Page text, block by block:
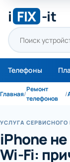
i FIX -it
Телефоны
Главная/
Ремонт
телефонов
/
УСЛУГА СЕРВИСНОГО
iPhone
Wi-Fi: